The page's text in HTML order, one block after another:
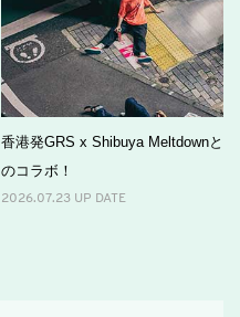
香港発GRS x Shibuya Meltdownと
のコラボ！
2026.07.23 UP DATE